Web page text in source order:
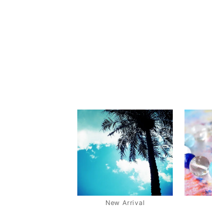
New Arrival